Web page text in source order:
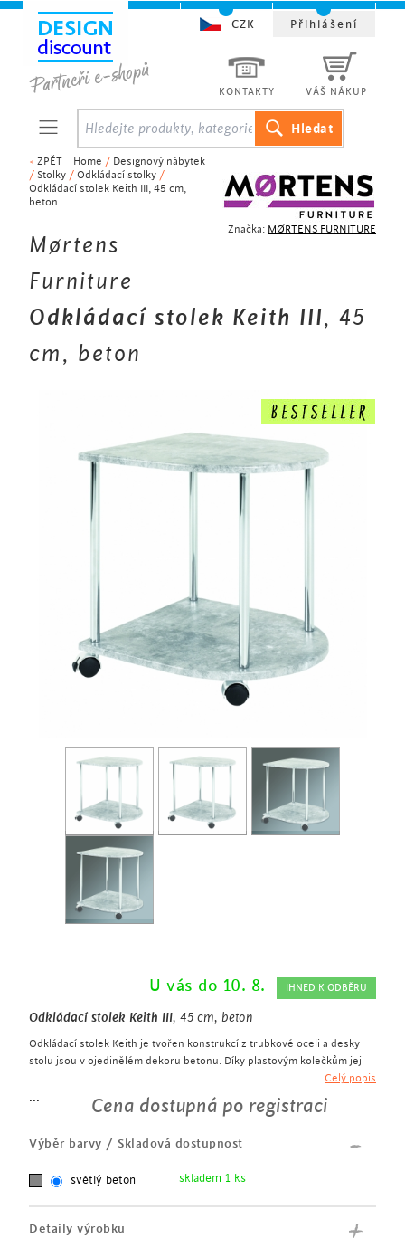
Značka: MØRTENS FURNITURE
< ZPĚT Home / Designový nábytek
/ Stolky / Odkládací stolky /
Odkládací stolek Keith III, 45 cm,
beton
Mørtens
Furniture
Odkládací stolek Keith III, 45
cm, beton
U vás do 10. 8. IHNED K ODBĚRU
Odkládací stolek Keith III, 45 cm, beton
Odkládací stolek Keith je tvořen konstrukcí z trubkové oceli a desky
stolu jsou v ojedinělém dekoru betonu. Díky plastovým kolečkům jej
můžete snadno přemisťovat po celé domácnosti, kde Vám poslouží
jako praktický pomocník.
pojízdný odkládací stolek
rám z trubkové oceli v chromu
desky stolu v dekoru betonu
...
Celý popis
Cena dostupná po registraci
Výběr barvy / Skladová dostupnost
světlý beton skladem 1 ks
Detaily výrobku
KONTAKTY VÁŠ NÁKUP
CZK Přihlášení